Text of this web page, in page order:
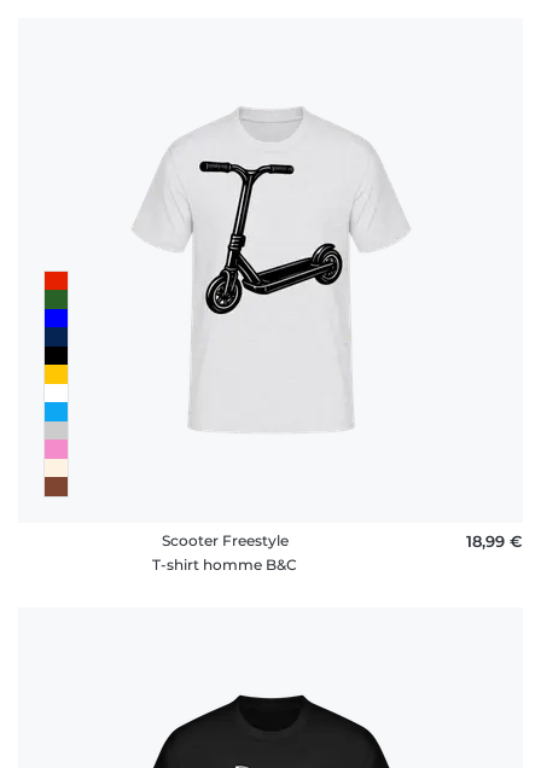
Scooter Freestyle
T-shirt homme B&C
18,99 €